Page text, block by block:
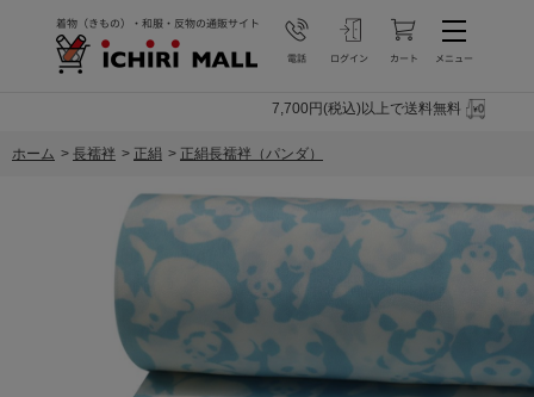
7,700円(税込)以上で送料無料
ホーム > 長襦袢 > 正絹 > 正絹長襦袢（パンダ）